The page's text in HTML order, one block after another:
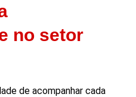
no setor
de acompanhar cada